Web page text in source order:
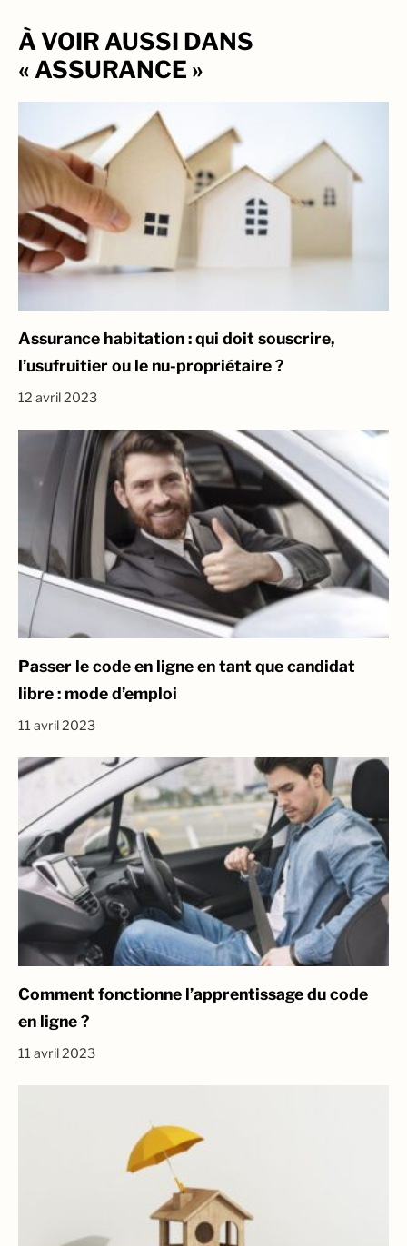
À VOIR AUSSI DANS
« ASSURANCE »
Assurance habitation : qui doit souscrire,
l’usufruitier ou le nu-propriétaire ?
12 avril 2023
Passer le code en ligne en tant que candidat
libre : mode d’emploi
11 avril 2023
Comment fonctionne l’apprentissage du code
en ligne ?
11 avril 2023